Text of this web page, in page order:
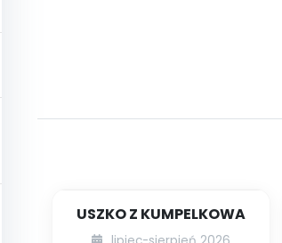
USZKO Z KUMPELKOWA